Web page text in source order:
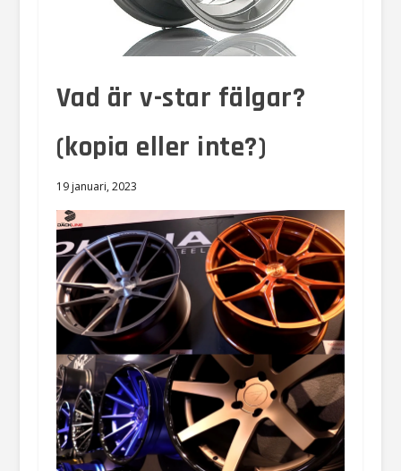
Vad är v-star fälgar?
(kopia eller inte?)
19 januari, 2023